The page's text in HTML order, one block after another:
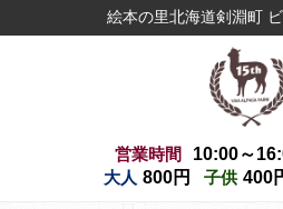
絵本の里北海道剣淵町
営業時間 10:00～
大人 800円 子供 400